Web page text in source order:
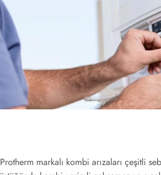
Protherm markalı kombi arızaları çeşitli